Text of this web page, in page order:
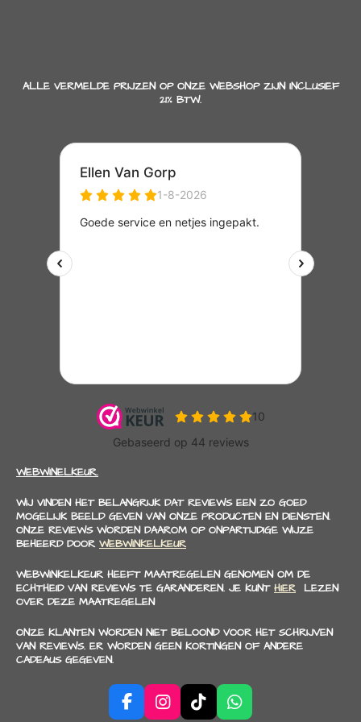
ALLE VERMELDE PRIJZEN OP ONZE WEBSHOP ZIJN INCLUSIEF
21% BTW.
WEBWINELKEUR.
WIJ VINDEN HET BELANGRIJK DAT REVIEWS EEN ZO GOED
MOGELIJK BEELD GEVEN VAN ONZE PRODUCTEN EN DIENSTEN.
ONZE REVIEWS WORDEN DAAROM OP ONPARTIJDIGE WIJZE
BEHEERD DOOR WEBWINKELKEUR
WEBWINKELKEUR HEEFT MAATREGELEN GENOMEN OM DE
ECHTHEID VAN REVIEWS TE GARANDEREN. JE KUNT HIER LEZEN
OVER DEZE MAATREGELEN
ONZE KLANTEN WORDEN NIET BELOOND VOOR HET SCHRIJVEN
VAN REVIEWS. ER WORDEN GEEN KORTINGEN OF ANDERE
CADEAUS GEGEVEN.
F
I
T
W